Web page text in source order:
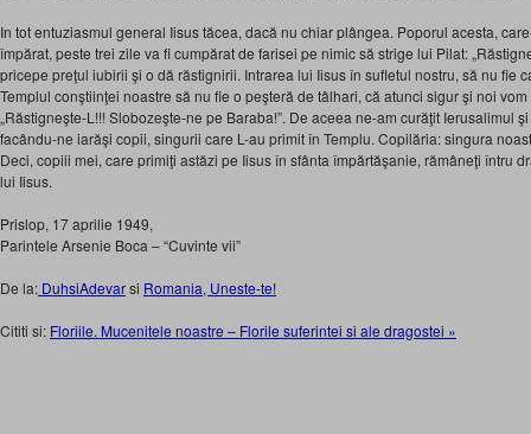
In tot entuziasmul general Iisus tăcea, dacă nu chiar plângea. Poporul acesta,
împărat, peste trei zile va fi cumpărat de farisei pe nimic să strige lui Pilat:
pricepe preţul iubirii şi o dă răstignirii. Intrarea lui Iisus în sufletul nostru, să nu fie
Templul conştiinţei noastre să nu fie o peşteră de tâlhari, că atunci sigur şi noi
„Răstigneşte-L!!! Slobozeşte-ne pe Baraba!”. De aceea ne-am curăţit Ierusalimul
facându-ne iarăşi copii, singurii care L-au primit în Templu. Copilăria: singura
Deci, copiii mei, care primiţi astăzi pe Iisus în sfânta împărtăşanie, rămâneţi întru
lui Iisus.
Prislop, 17 aprilie 1949,
Parintele Arsenie Boca – “Cuvinte vii”
De la: DuhsiAdevarsi Romania, Uneste-te!
Cititi si: Floriile. Mucenitele noastre – Florile suferintei si ale dragostei »